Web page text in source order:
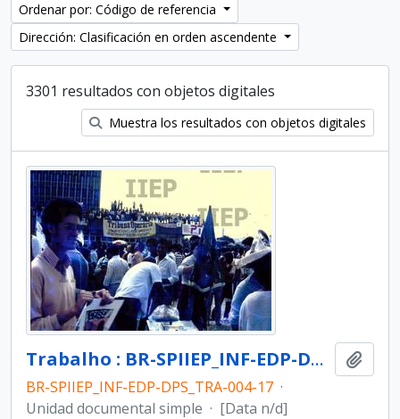
Ordenar por: Código de referencia
Dirección: Clasificación en orden ascendente
3301 resultados con objetos digitales
Muestra los resultados con objetos digitales
Trabalho : BR-SPIIEP_INF-EDP-DPS_TRA-004-17 [diapositivo]
BR-SPIIEP_INF-EDP-DPS_TRA-004-17 ·
Unidad documental simple · [Data n/d]